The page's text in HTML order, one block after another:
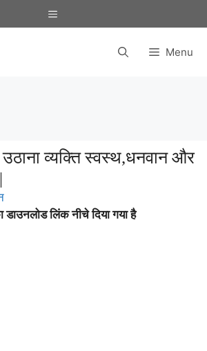
Menu
Menu
व्यक्ति स्वस्थ,धनवान और
लिंक नीचे दिया गया है